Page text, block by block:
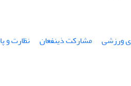
ورزشی مشارکت ذینفعان
نظارت و